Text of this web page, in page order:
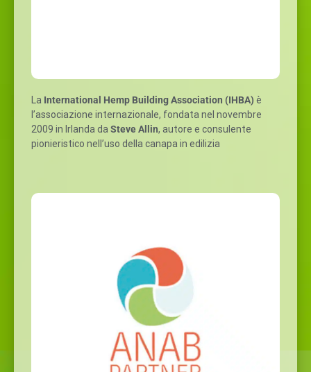
La International Hemp Building Association (IHBA) è
l’associazione internazionale, fondata nel novembre
2009 in Irlanda da Steve Allin, autore e consulente
pionieristico nell’uso della canapa in edilizia